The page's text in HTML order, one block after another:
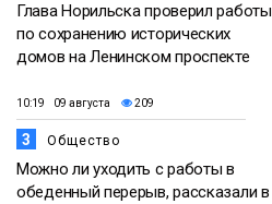
Глава Норильска проверил работы
по сохранению исторических
домов на Ленинском проспекте
10:19 09 августа 209
3 Общество
Можно ли уходить с работы в
обеденный перерыв, рассказали в